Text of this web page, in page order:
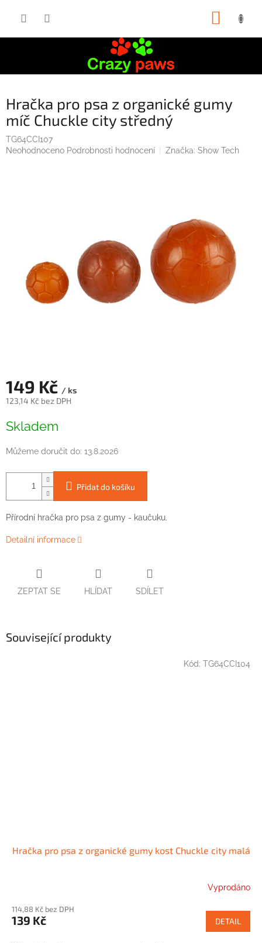
Hračka pro psa z organické gumy
míč Chuckle city středný
TG64CCI107
Průměrné
Neohodnoceno Podrobnosti hodnocení Značka: Show Tech
149 Kč / ks
123,14 Kč bez DPH
cena:
Skladem
Můžeme doručit do: 13.8.2026
Přidat do košíku
Přírodní hračka pro psa z gumy - kaučuku.
Detailní informace
ZEPTAT SE HLÍDAT SDÍLET
Související produkty
Hračka pro psa z organické gumy kost Chuckle city malá
Vyprodáno
114,88 Kč bez DPH
139 Kč DETAIL
Kód: TG64CCI104